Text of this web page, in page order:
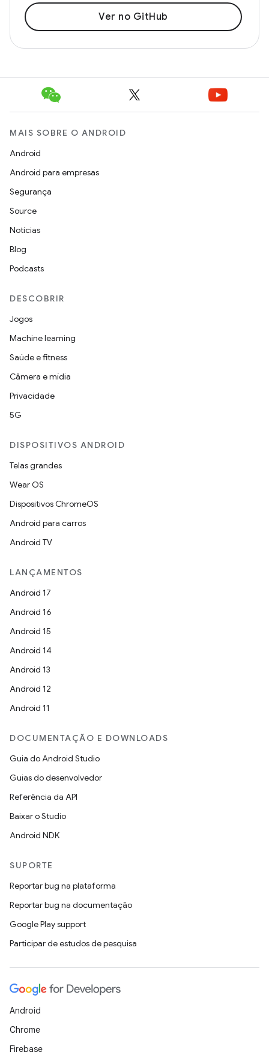
Ver no GitHub
MAIS SOBRE O ANDROID
Android
Android para empresas
Segurança
Source
Notícias
Blog
Podcasts
DESCOBRIR
Jogos
Machine learning
Saúde e fitness
Câmera e mídia
Privacidade
5G
DISPOSITIVOS ANDROID
Telas grandes
Wear OS
Dispositivos ChromeOS
Android para carros
Android TV
LANÇAMENTOS
Android 17
Android 16
Android 15
Android 14
Android 13
Android 12
Android 11
DOCUMENTAÇÃO E DOWNLOADS
Guia do Android Studio
Guias do desenvolvedor
Referência da API
Baixar o Studio
Android NDK
SUPORTE
Reportar bug na plataforma
Reportar bug na documentação
Google Play support
Participar de estudos de pesquisa
Android
Chrome
Firebase